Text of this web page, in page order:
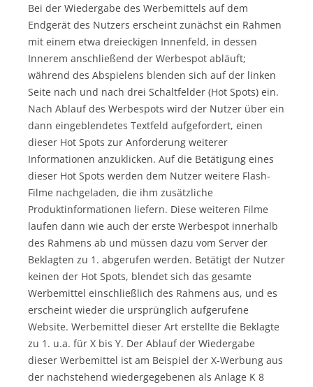
Bei der Wiedergabe des Werbemittels auf dem
Endgerät des Nutzers erscheint zunächst ein Rahmen
mit einem etwa dreieckigen Innenfeld, in dessen
Innerem anschließend der Werbespot abläuft;
während des Abspielens blenden sich auf der linken
Seite nach und nach drei Schaltfelder (Hot Spots) ein.
Nach Ablauf des Werbespots wird der Nutzer über ein
dann eingeblendetes Textfeld aufgefordert, einen
dieser Hot Spots zur Anforderung weiterer
Informationen anzuklicken. Auf die Betätigung eines
dieser Hot Spots werden dem Nutzer weitere Flash-
Filme nachgeladen, die ihm zusätzliche
Produktinformationen liefern. Diese weiteren Filme
laufen dann wie auch der erste Werbespot innerhalb
des Rahmens ab und müssen dazu vom Server der
Beklagten zu 1. abgerufen werden. Betätigt der Nutzer
keinen der Hot Spots, blendet sich das gesamte
Werbemittel einschließlich des Rahmens aus, und es
erscheint wieder die ursprünglich aufgerufene
Website. Werbemittel dieser Art erstellte die Beklagte
zu 1. u.a. für X bis Y. Der Ablauf der Wiedergabe
dieser Werbemittel ist am Beispiel der X-Werbung aus
der nachstehend wiedergegebenen als Anlage K 8